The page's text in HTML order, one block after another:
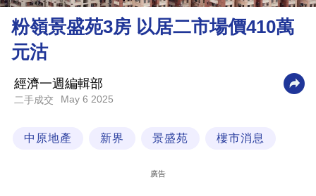
理
財
業
科
粉嶺景盛苑3房 以居二市場價410萬
元沽
經濟一週編輯部
二手成交 May 6 2025
中原地產 新界 景盛苑 樓市消息
廣告